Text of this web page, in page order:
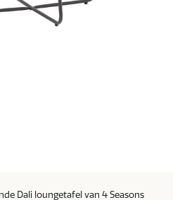
Dali loungetafel van 4 Seasons